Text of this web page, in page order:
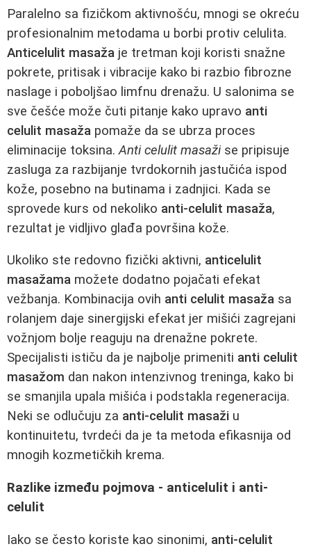
Paralelno sa fizičkom aktivnošću, mnogi se okreću
profesionalnim metodama u borbi protiv celulita.
Anticelulit masaža je tretman koji koristi snažne
pokrete, pritisak i vibracije kako bi razbio fibrozne
naslage i poboljšao limfnu drenažu. U salonima se
sve češće može čuti pitanje kako upravo anti
celulit masaža pomaže da se ubrza proces
eliminacije toksina.Anti celulit masažise pripisuje
zasluga za razbijanje tvrdokornih jastučića ispod
kože, posebno na butinama i zadnjici. Kada se
sprovede kurs od nekoliko anti-celulit masaža,
rezultat je vidljivo glađa površina kože.
Ukoliko ste redovno fizički aktivni, anticelulit
masažama možete dodatno pojačati efekat
vežbanja. Kombinacija ovih anti celulit masaža sa
rolanjem daje sinergijski efekat jer mišići zagrejani
vožnjom bolje reaguju na drenažne pokrete.
Specijalisti ističu da je najbolje primeniti anti celulit
masažom dan nakon intenzivnog treninga, kako bi
se smanjila upala mišića i podstakla regeneracija.
Neki se odlučuju za anti-celulit masaži u
kontinuitetu, tvrdeći da je ta metoda efikasnija od
mnogih kozmetičkih krema.
Razlike između pojmova - anticelulit i anti-
celulit
Iako se često koriste kao sinonimi, anti-celulit